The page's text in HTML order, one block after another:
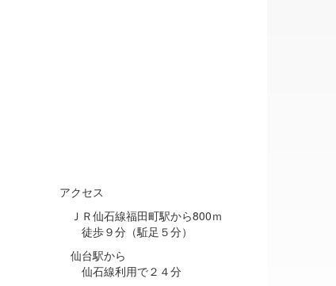
アクセス
ＪＲ仙石線福田町駅から800ｍ
徒歩９分（駈足５分）
仙台駅から
仙石線利用で２４分